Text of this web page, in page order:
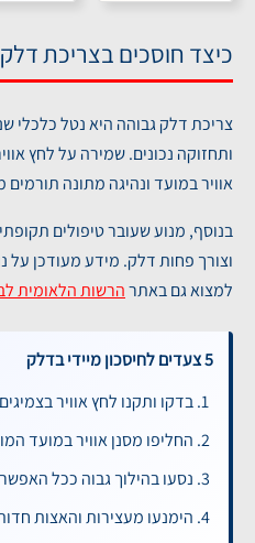
כיצד חוסכים בצריכת דלק
צריכת דלק גבוהה היא נטל כלכלי
ותחזוקה נכונים. שמירה על לחץ
אוויר במועד ונהיגה מתונה
בנוסף, מנוע שעובר טיפולים
וצורך פחות דלק. מידע מעודכן על
למצוא גם באתרהרשות הלאומית
5 צעדים לחיסכון מיידי בדלק
בדקו ותקנו לחץ אוויר
החליפו מסנן אוויר במועד
נסעו בהילוך גבוה ככל
הימנעו מעצירות והאצות